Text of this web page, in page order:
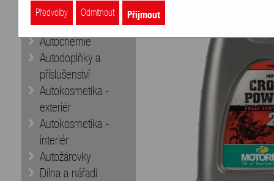
Aditiva
Autobaterie
Autochemie
Autodoplňky a
příslušenství
Autokosmetika -
exteriér
Autokosmetika -
interiér
Autožárovky
Dílna a nářadí
Předvolby Odmítnout Přijmout